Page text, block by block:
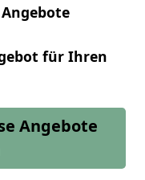
für Ihren
Angebote